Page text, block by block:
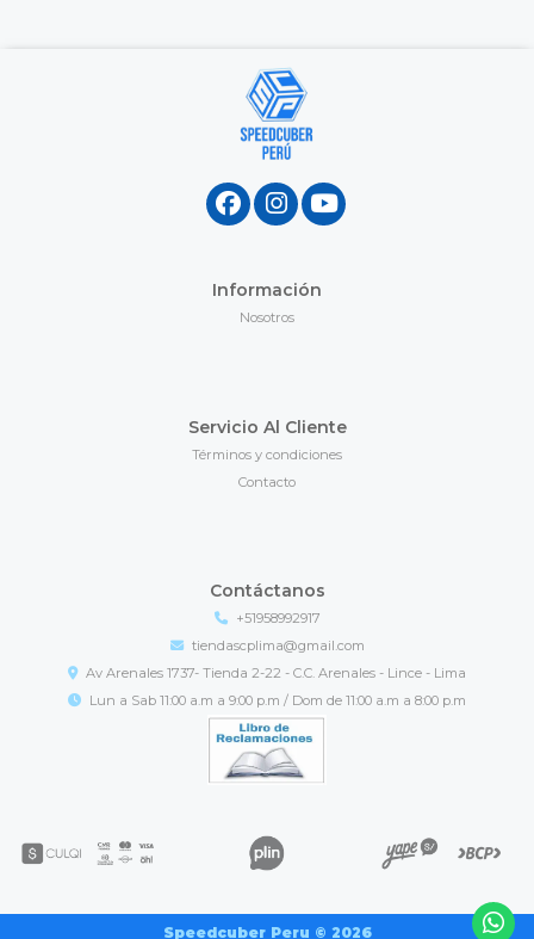
Información
Nosotros
Servicio Al Cliente
Términos y condiciones
Contacto
Contáctanos
+51958992917
tiendascplima@gmail.com
Av Arenales 1737- Tienda 2-22 - C.C. Arenales - Lince - Lima
Lun a Sab 11:00 a.m a 9:00 p.m / Dom de 11:00 a.m a 8:00 p.m
Speedcuber Peru © 2026